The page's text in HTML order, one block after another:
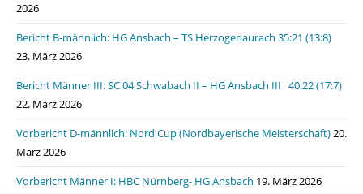
2026
Bericht B-männlich: HG Ansbach – TS Herzogenaurach 35:21 (13:8)
23. März 2026
Bericht Männer III: SC 04 Schwabach II – HG Ansbach III 40:22 (17:7)
22. März 2026
Vorbericht D-männlich: Nord Cup (Nordbayerische Meisterschaft)20.
März 2026
Vorbericht Männer I: HBC Nürnberg- HG Ansbach 19. März 2026